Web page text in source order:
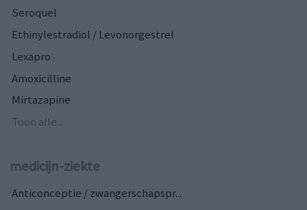
Seroquel
Ethinylestradiol / Levonorgestrel
Lexapro
Amoxicilline
Mirtazapine
Toon alle...
medicijn-ziekte
Anticonceptie / zwangerschapspr...